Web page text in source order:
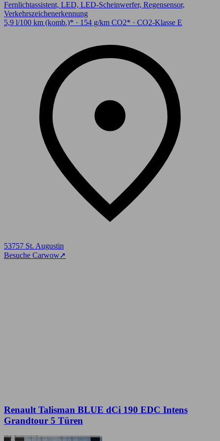
Fernlichtassistent, LED, LED-Scheinwerfer, Regensensor,
Verkehrszeichenerkennung
5,9 l/100 km (komb.)* · 154 g/km CO2* · CO2-Klasse E
53757 St. Augustin
Besuche Carwow➚
Renault Talisman BLUE dCi 190 EDC Intens
Grandtour 5 Türen